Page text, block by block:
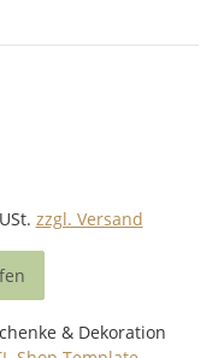
zzgl. Versand
& Dekoration